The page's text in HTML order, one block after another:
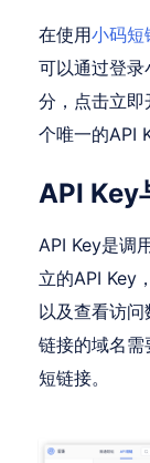
在使用小码短
可以通过登录
分，点击立
个唯一的API
API Key
API Key是调
立的API Key
以及查看访
链接的域名
短链接。